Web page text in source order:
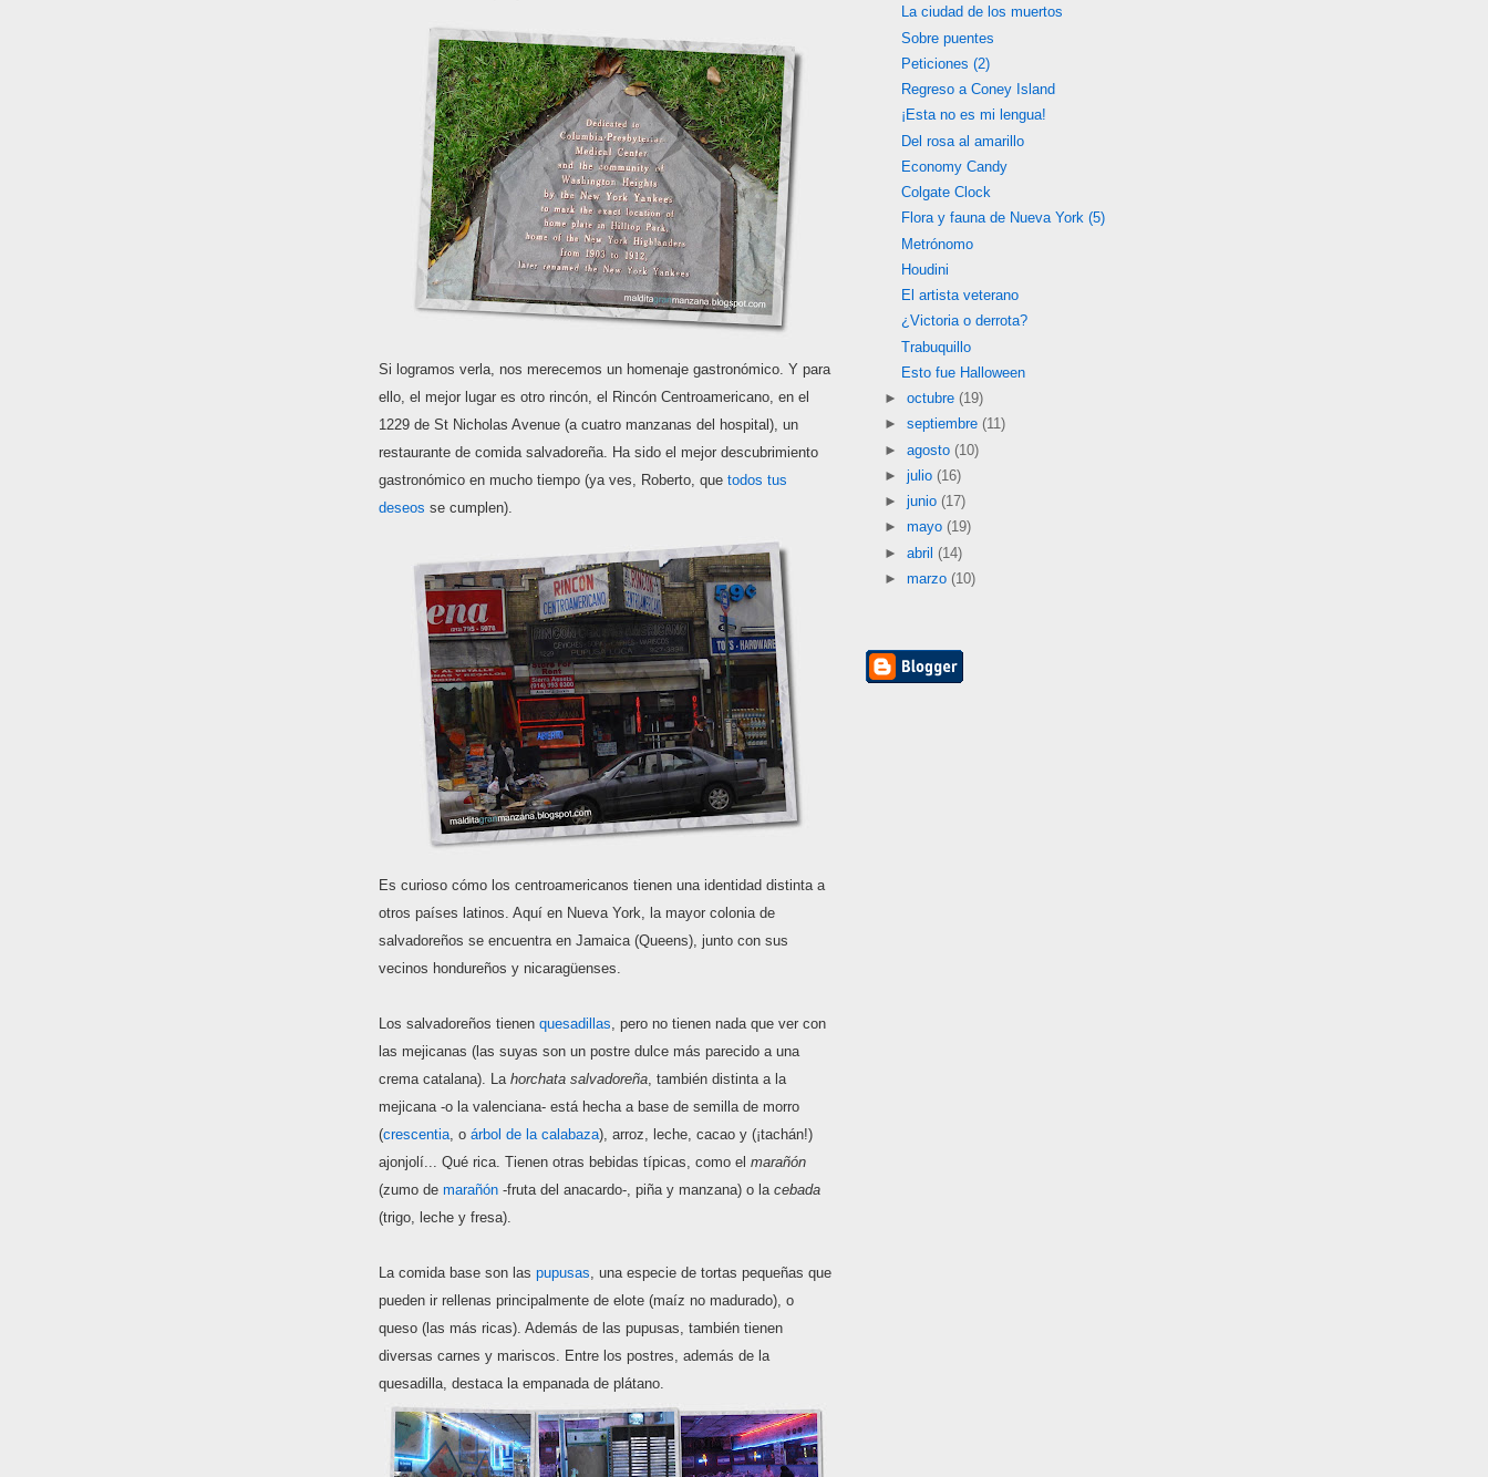
Si logramos verla, nos merecemos un homenaje gastronómico. Y para
ello, el mejor lugar es otro rincón, el Rincón Centroamericano, en el
1229 de St Nicholas Avenue (a cuatro manzanas del hospital), un
restaurante de comida salvadoreña. Ha sido el mejor descubrimiento
gastronómico en mucho tiempo (ya ves, Roberto, que todos tus
deseos se cumplen).
Es curioso cómo los centroamericanos tienen una identidad distinta a
otros países latinos. Aquí en Nueva York, la mayor colonia de
salvadoreños se encuentra en Jamaica (Queens), junto con sus
vecinos hondureños y nicaragüenses.
Los salvadoreños tienen quesadillas, pero no tienen nada que ver con
las mejicanas (las suyas son un postre dulce más parecido a una
crema catalana). La horchata salvadoreña, también distinta a la
mejicana -o la valenciana- está hecha a base de semilla de morro
(crescentia, o árbol de la calabaza), arroz, leche, cacao y (¡tachán!)
ajonjolí... Qué rica. Tienen otras bebidas típicas, como el marañón
(zumo de marañón -fruta del anacardo-, piña y manzana) o la cebada
(trigo, leche y fresa).
La comida base son las pupusas, una especie de tortas pequeñas que
pueden ir rellenas principalmente de elote (maíz no madurado), o
queso (las más ricas). Además de las pupusas, también tienen
diversas carnes y mariscos. Entre los postres, además de la
quesadilla, destaca la empanada de plátano.
La ciudad de los muertos
Sobre puentes
Peticiones (2)
Regreso a Coney Island
¡Esta no es mi lengua!
Del rosa al amarillo
Economy Candy
Colgate Clock
Flora y fauna de Nueva York (5)
Metrónomo
Houdini
El artista veterano
¿Victoria o derrota?
Trabuquillo
Esto fue Halloween
► octubre (19)
► septiembre (11)
► agosto (10)
► julio (16)
► junio (17)
► mayo (19)
► abril (14)
► marzo (10)